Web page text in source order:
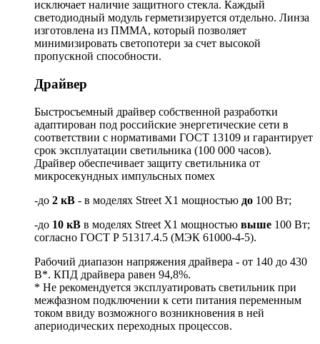
исключает наличие защитного стекла. Каждый
светодиодный модуль герметизируется отдельно. Линза
изготовлена из ПММА, который позволяет
минимизировать светопотери за счет высокой
пропускной способности.
Драйвер
Быстросъемный драйвер собственной разработки
адаптирован под российские энергетические сети в
соответствии с нормативами ГОСТ 13109 и гарантирует
срок эксплуатации светильника (100 000 часов).
Драйвер обеспечивает защиту светильника от
микросекундных импульсных помех
-до 2 кВ - в моделях Street X1 мощностью до 100 Вт;
-до 10 кВ в моделях Street X1 мощностью выше 100 Вт;
согласно ГОСТ Р 51317.4.5 (МЭК 61000-4-5).
Рабочий диапазон напряжения драйвера - от 140 до 430
В*. КПД драйвера равен 94,8%.
* Не рекомендуется эксплуатировать светильник при
межфазном подключении к сети питания переменным
током ввиду возможного возникновения в ней
апериодических переходных процессов.